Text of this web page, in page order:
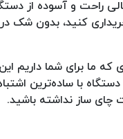
راحت و آسوده از
کنید، بدون شک
ما برای شما داریم
دستگاه با ساده‌ترین
چای ساز نداشته باشید.